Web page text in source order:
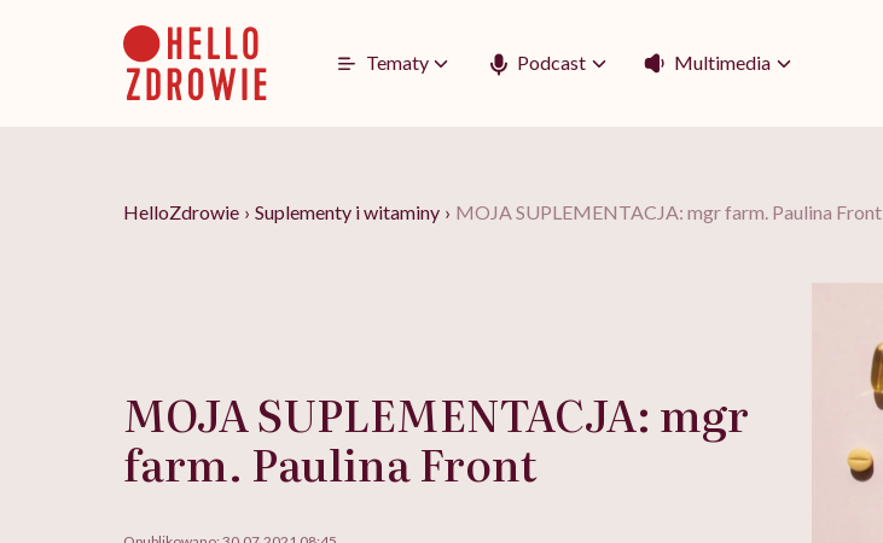
Tematy Podcast Multimedia
HelloZdrowie › Suplementy i witaminy › MOJA SUPLEMENTACJA: mgr farm. Paulina Front
MOJA SUPLEMENTACJA: mgr
farm. Paulina Front